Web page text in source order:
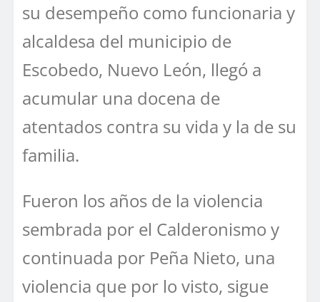
su desempeño como funcionaria y
alcaldesa del municipio de
Escobedo, Nuevo León, llegó a
acumular una docena de
atentados contra su vida y la de su
familia.
Fueron los años de la violencia
sembrada por el Calderonismo y
continuada por Peña Nieto, una
violencia que por lo visto, sigue